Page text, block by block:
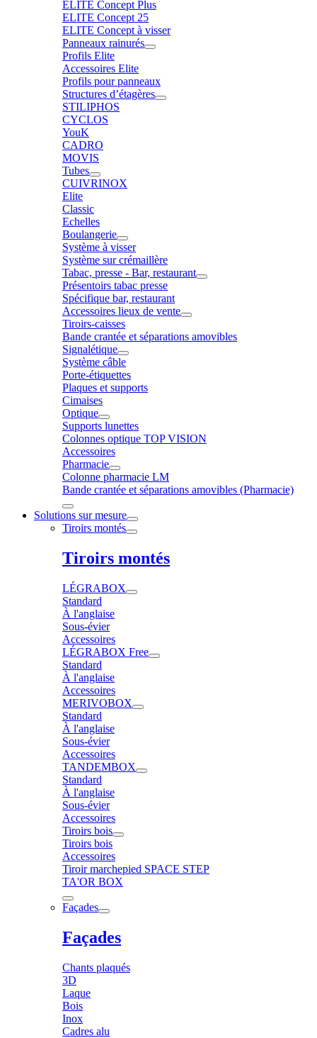
ELITE Concept Plus
ELITE Concept 25
ELITE Concept à visser
Panneaux rainurés
Profils Elite
Accessoires Elite
Profils pour panneaux
Structures d’étagères
STILIPHOS
CYCLOS
YouK
CADRO
MOVIS
Tubes
CUIVRINOX
Elite
Classic
Echelles
Boulangerie
Système à visser
Système sur crémaillère
Tabac, presse - Bar, restaurant
Présentoirs tabac presse
Spécifique bar, restaurant
Accessoires lieux de vente
Tiroirs-caisses
Bande crantée et séparations amovibles
Signalétique
Système câble
Porte-étiquettes
Plaques et supports
Cimaises
Optique
Supports lunettes
Colonnes optique TOP VISION
Accessoires
Pharmacie
Colonne pharmacie LM
Bande crantée et séparations amovibles (Pharmacie)
Solutions sur mesure
Tiroirs montés
Tiroirs montés
LÉGRABOX
Standard
À l'anglaise
Sous-évier
Accessoires
LÉGRABOX Free
Standard
À l'anglaise
Accessoires
MERIVOBOX
Standard
À l'anglaise
Sous-évier
Accessoires
TANDEMBOX
Standard
À l'anglaise
Sous-évier
Accessoires
Tiroirs bois
Tiroirs bois
Accessoires
Tiroir marchepied SPACE STEP
TA'OR BOX
Façades
Façades
Chants plaqués
3D
Laque
Bois
Inox
Cadres alu